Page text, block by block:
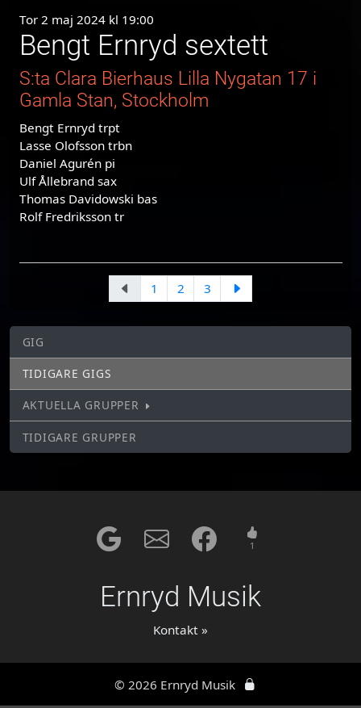
Tor 2 maj 2024 kl 19:00
Bengt Ernryd sextett
S:ta Clara Bierhaus Lilla Nygatan 17 i
Gamla Stan, Stockholm
Bengt Ernryd trpt
Lasse Olofsson trbn
Daniel Agurén pi
Ulf Ållebrand sax
Thomas Davidowski bas
Rolf Fredriksson tr
1 2 3
GIG
TIDIGARE GIGS
AKTUELLA GRUPPER
TIDIGARE GRUPPER
1
Ernryd Musik
Kontakt »
© 2026 Ernryd Musik